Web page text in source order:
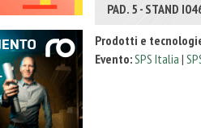
PAD. 5 - STAND
Prodotti e
Evento:SPS Italia |